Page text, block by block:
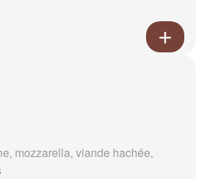
mozzarella, viande hachée,